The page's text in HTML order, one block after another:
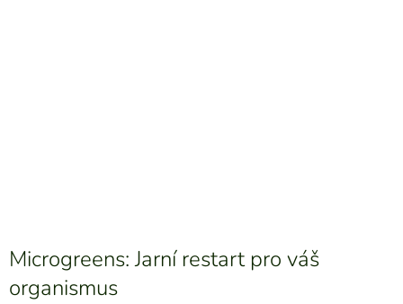
Microgreens: Jarní restart pro váš
organismus